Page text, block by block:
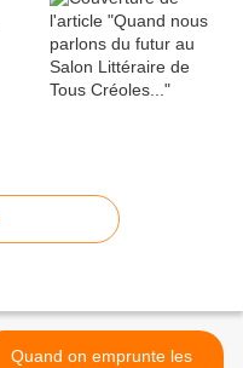
Quand on emprunte les